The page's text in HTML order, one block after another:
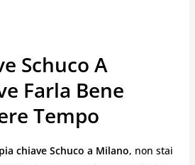
Schuco A
Farla Bene
Tempo
chiave Schuco a Milano, non stai